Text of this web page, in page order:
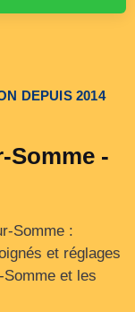
DEPUIS 2014
Somme -
Somme :
et réglages
et les